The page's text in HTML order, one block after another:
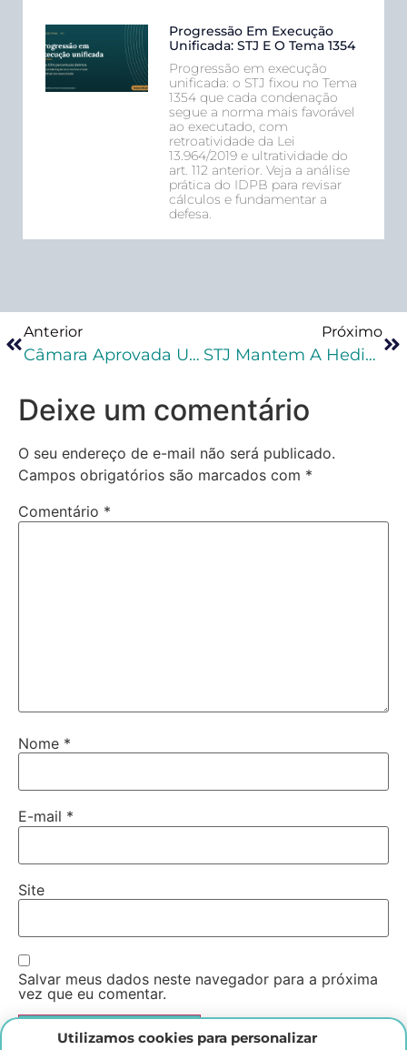
Progressão Em Execução
Unificada: STJ E O Tema 1354
Progressão em execução
unificada: o STJ fixou no Tema
1354 que cada condenação
segue a norma mais favorável
ao executado, com
retroatividade da Lei
13.964/2019 e ultratividade do
art. 112 anterior. Veja a análise
prática do IDPB para revisar
cálculos e fundamentar a
defesa.
Anterior
Câmara Aprovada Urgência Para Projeto Que Torna Hediondos Os Crimes Relacionados À Pedofilia
Próximo
STJ Mantem A Hediondez Do Delito De Tráfico De Drogas Que Cumpre Pena O Apenado
Deixe um comentário
O seu endereço de e-mail não será publicado.
Campos obrigatórios são marcados com *
Comentário *
Nome *
E-mail *
Site
Salvar meus dados neste navegador para a próxima
vez que eu comentar.
Utilizamos cookies para personalizar